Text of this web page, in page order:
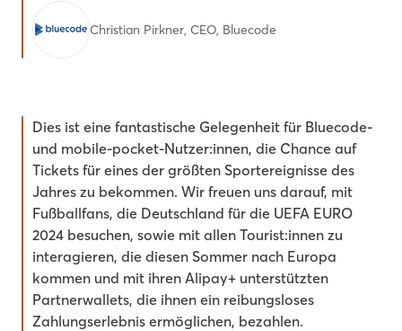
Christian Pirkner, CEO, Bluecode
Dies ist eine fantastische Gelegenheit für Bluecode-
und mobile-pocket-Nutzer:innen, die Chance auf
Tickets für eines der größten Sportereignisse des
Jahres zu bekommen. Wir freuen uns darauf, mit
Fußballfans, die Deutschland für die UEFA EURO
2024 besuchen, sowie mit allen Tourist:innen zu
interagieren, die diesen Sommer nach Europa
kommen und mit ihren Alipay+ unterstützten
Partnerwallets, die ihnen ein reibungsloses
Zahlungserlebnis ermöglichen, bezahlen.